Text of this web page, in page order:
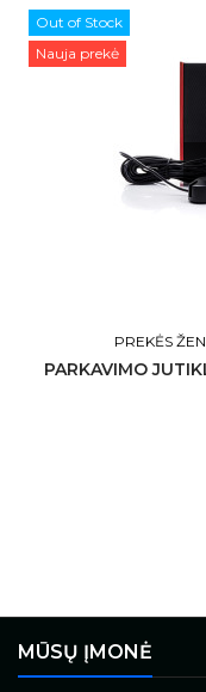
Out of Stock
Nauja prekė
PREKĖS
PARKAVIMO
MŪSŲ ĮMONĖ